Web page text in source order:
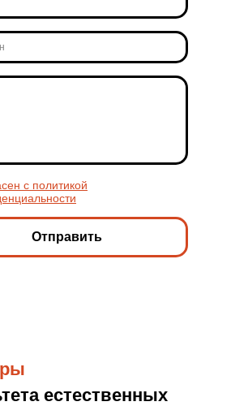
с политикой
Отправить
естественных